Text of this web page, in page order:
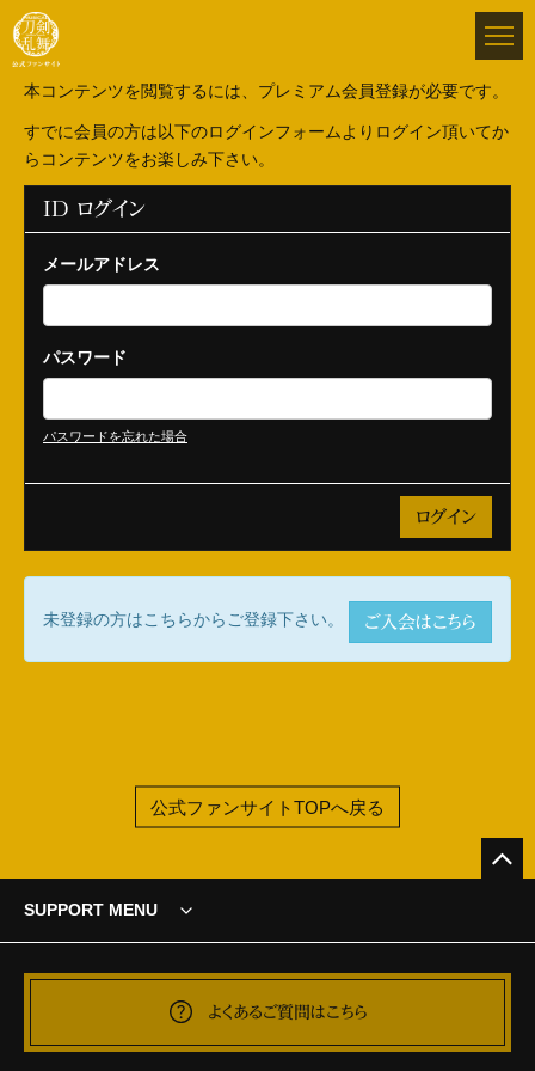
本コンテンツを閲覧するには、プレミアム会員登録が必要です。
すでに会員の方は以下のログインフォームよりログイン頂いてか
らコンテンツをお楽しみ下さい。
ID ログイン
メールアドレス
パスワード
パスワードを忘れた場合
未登録の方はこちらからご登録下さい。 ご入会はこちら
公式ファンサイトTOPへ戻る
SUPPORT MENU
よくあるご質問はこちら